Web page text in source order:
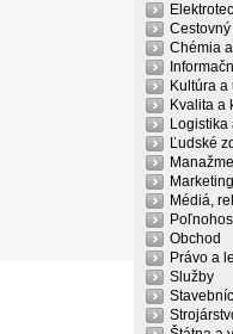
Chémia
Kultúra a
Kvalita a
Logistika
Ľudské
Marketing
Médiá,
Obchod
Právo a
Služby